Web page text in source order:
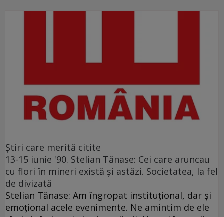
Ştiri care merită citite
13-15 iunie '90. Stelian Tănase: Cei care aruncau
cu flori în mineri există și astăzi. Societatea, la fel
de divizată
Stelian Tănase: Am îngropat instituțional, dar și
emoțional acele evenimente. Ne amintim de ele